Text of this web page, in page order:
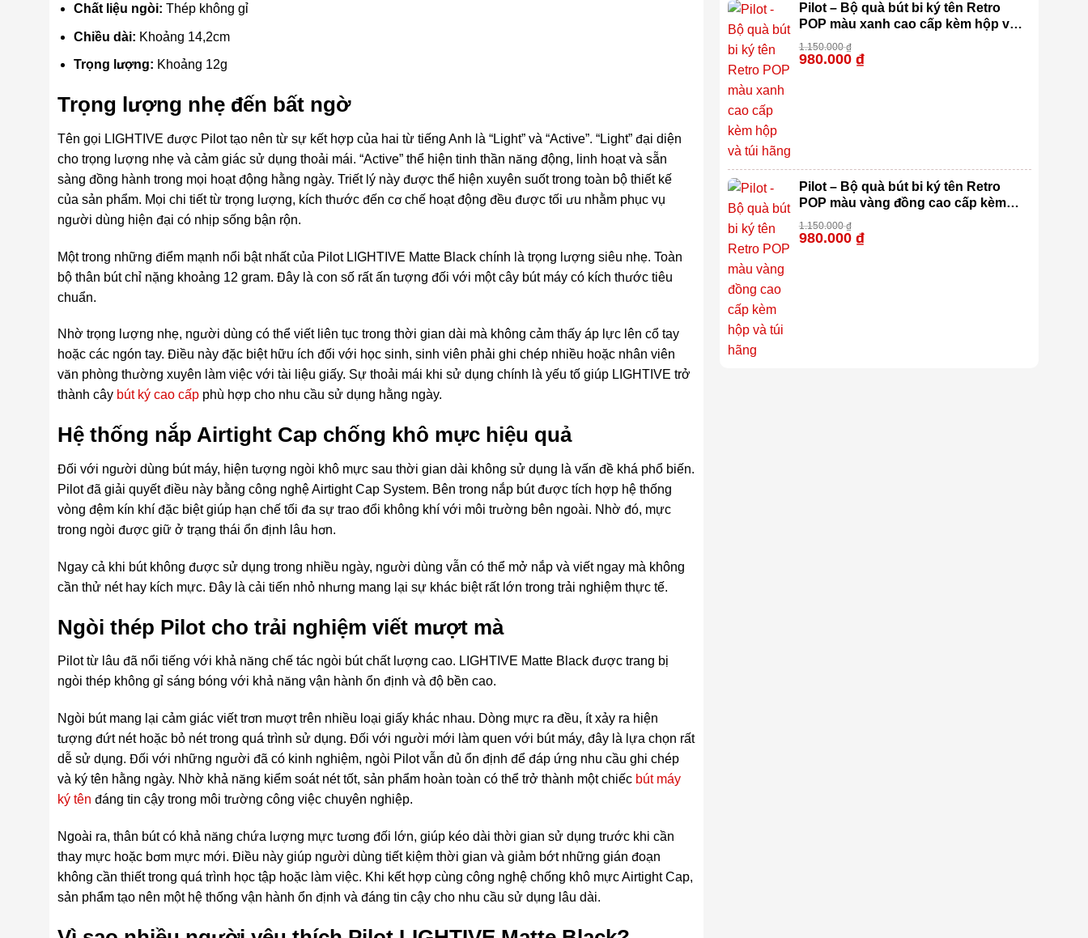
Chất liệu ngòi: Thép không gỉ
Chiều dài: Khoảng 14,2cm
Trọng lượng: Khoảng 12g
Trọng lượng nhẹ đến bất ngờ
Tên gọi LIGHTIVE được Pilot tạo nên từ sự kết hợp của hai từ tiếng Anh là “Light” và “Active”. “Light” đại diện
cho trọng lượng nhẹ và cảm giác sử dụng thoải mái. “Active” thể hiện tinh thần năng động, linh hoạt và sẵn
sàng đồng hành trong mọi hoạt động hằng ngày. Triết lý này được thể hiện xuyên suốt trong toàn bộ thiết kế
của sản phẩm. Mọi chi tiết từ trọng lượng, kích thước đến cơ chế hoạt động đều được tối ưu nhằm phục vụ
người dùng hiện đại có nhịp sống bận rộn.
Một trong những điểm mạnh nổi bật nhất của Pilot LIGHTIVE Matte Black chính là trọng lượng siêu nhẹ. Toàn
bộ thân bút chỉ nặng khoảng 12 gram. Đây là con số rất ấn tượng đối với một cây bút máy có kích thước tiêu
chuẩn.
Nhờ trọng lượng nhẹ, người dùng có thể viết liên tục trong thời gian dài mà không cảm thấy áp lực lên cổ tay
hoặc các ngón tay. Điều này đặc biệt hữu ích đối với học sinh, sinh viên phải ghi chép nhiều hoặc nhân viên
văn phòng thường xuyên làm việc với tài liệu giấy. Sự thoải mái khi sử dụng chính là yếu tố giúp LIGHTIVE trở
thành cây bút ký cao cấpphù hợp cho nhu cầu sử dụng hằng ngày.
Hệ thống nắp Airtight Cap chống khô mực hiệu quả
Đối với người dùng bút máy, hiện tượng ngòi khô mực sau thời gian dài không sử dụng là vấn đề khá phổ biến.
Pilot đã giải quyết điều này bằng công nghệ Airtight Cap System. Bên trong nắp bút được tích hợp hệ thống
vòng đệm kín khí đặc biệt giúp hạn chế tối đa sự trao đổi không khí với môi trường bên ngoài. Nhờ đó, mực
trong ngòi được giữ ở trạng thái ổn định lâu hơn.
Ngay cả khi bút không được sử dụng trong nhiều ngày, người dùng vẫn có thể mở nắp và viết ngay mà không
cần thử nét hay kích mực. Đây là cải tiến nhỏ nhưng mang lại sự khác biệt rất lớn trong trải nghiệm thực tế.
Ngòi thép Pilot cho trải nghiệm viết mượt mà
Pilot từ lâu đã nổi tiếng với khả năng chế tác ngòi bút chất lượng cao. LIGHTIVE Matte Black được trang bị
ngòi thép không gỉ sáng bóng với khả năng vận hành ổn định và độ bền cao.
Ngòi bút mang lại cảm giác viết trơn mượt trên nhiều loại giấy khác nhau. Dòng mực ra đều, ít xảy ra hiện
tượng đứt nét hoặc bỏ nét trong quá trình sử dụng. Đối với người mới làm quen với bút máy, đây là lựa chọn rất
dễ sử dụng. Đối với những người đã có kinh nghiệm, ngòi Pilot vẫn đủ ổn định để đáp ứng nhu cầu ghi chép
và ký tên hằng ngày. Nhờ khả năng kiểm soát nét tốt, sản phẩm hoàn toàn có thể trở thành một chiếc bút máy
ký tên đáng tin cậy trong môi trường công việc chuyên nghiệp.
Ngoài ra, thân bút có khả năng chứa lượng mực tương đối lớn, giúp kéo dài thời gian sử dụng trước khi cần
thay mực hoặc bơm mực mới. Điều này giúp người dùng tiết kiệm thời gian và giảm bớt những gián đoạn
không cần thiết trong quá trình học tập hoặc làm việc. Khi kết hợp cùng công nghệ chống khô mực Airtight Cap,
sản phẩm tạo nên một hệ thống vận hành ổn định và đáng tin cậy cho nhu cầu sử dụng lâu dài.
Pilot – Bộ quà bút bi ký tên Retro
POP màu xanh cao cấp kèm hộp và
túi hãng
1.150.000₫
980.000 ₫
Pilot – Bộ quà bút bi ký tên Retro
POP màu vàng đồng cao cấp kèm
hộp và túi hãng
1.150.000₫
980.000 ₫